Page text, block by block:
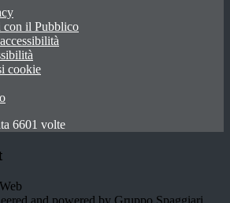
il Pubblico
cookie
6601 volte
and powered by Gruppo Spaggiari